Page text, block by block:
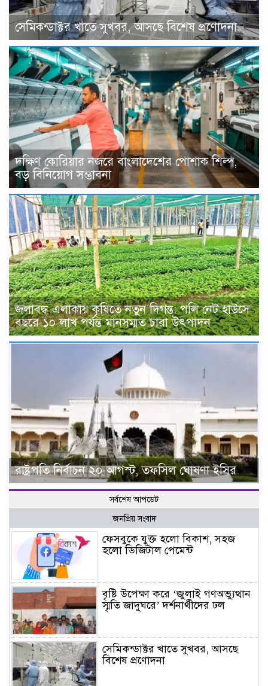
সেমিকন্ডাক্টর খাতে সুখবর, আসছে বিশেষ প্রণোদনা
দক্ষিণ কোরিয়ার নজরে বাংলাদেশের পোশাক শিল্প,
বড় বিনিয়োগ সম্ভাবনা
জলাবদ্ধ এলাকায় কৃষিতে নতুন দিগন্ত: পলি নেট হাউসে
বছরে ১০ লাখ পর্যন্ত মানসম্মত চারা উৎপাদন
রাষ্ট্রপতি নির্বাচন ২০ আগস্ট, তফসিল ঘোষণা ইসির
সর্বশেষ আপডেট
জনপ্রিয় সংবাদ
ফেসবুকে যুক্ত হলো বিকাশ, সহজ
হলো ডিজিটাল পেমেন্ট
বৃষ্টি উপেক্ষা করে ‘জুলাই গণঅভ্যুত্থান
স্মৃতি জাদুঘরে’ দর্শনার্থীদের ঢল
সেমিকন্ডাক্টর খাতে সুখবর, আসছে
বিশেষ প্রণোদনা